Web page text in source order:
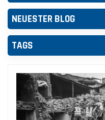
NEUESTER BLOG
TAGS